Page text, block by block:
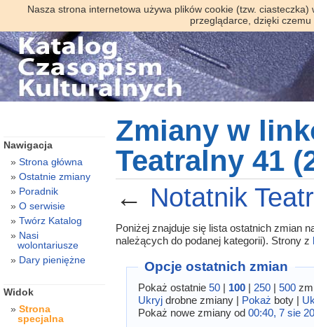
Nasza strona internetowa używa plików cookie (tzw.
przeglądarce, dzięki
Zmiany w
Teatralny 41
← Notatnik
Poniżej znajduje się lista ostatnich zmian
należących do podanej kategorii). Strony z
Opcje ostatnich zmian
Pokaż ostatnie 50| 100| 250| 500
Ukryjdrobne zmiany | Pokaż boty |
Pokaż nowe zmiany od 00:40, 7 sie
Nawigacja
Strona główna
Ostatnie zmiany
Poradnik
O serwisie
Twórz Katalog
Nasi
wolontariusze
Dary pieniężne
Widok
Strona
specjalna